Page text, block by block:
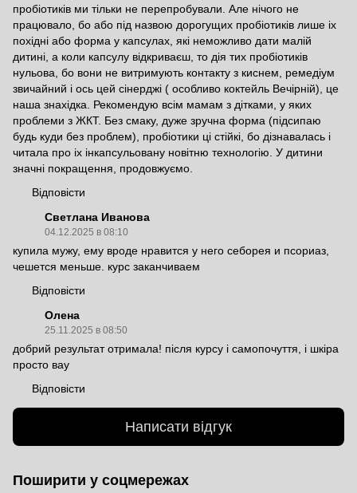
пробіотиків ми тільки не перепробували. Але нічого не
працювало, бо або під назвою дорогущих пробіотиків лише іх
похідні або форма у капсулах, які неможливо дати малій
дитині, а коли капсулу відкриваєш, то дія тих пробіотиків
нульова, бо вони не витримують контакту з киснем, ремедіум
звичайний і ось цей сінерджі ( особливо коктейль Вечірній), це
наша знахідка. Рекомендую всім мамам з дітками, у яких
проблеми з ЖКТ. Без смаку, дуже зручна форма (підсипаю
будь куди без проблем), пробіотики ці стійкі, бо дізнавалась і
читала про іх інкапсульовану новітню технологію. У дитини
значні покращення, продовжуємо.
Відповісти
Светлана Иванова
04.12.2025 в 08:10
купила мужу, ему вроде нравится у него себорея и псориаз,
чешется меньше. курс заканчиваем
Відповісти
Олена
25.11.2025 в 08:50
добрий результат отримала! після курсу і самопочуття, і шкіра
просто вау
Відповісти
Написати відгук
Поширити у соцмережах